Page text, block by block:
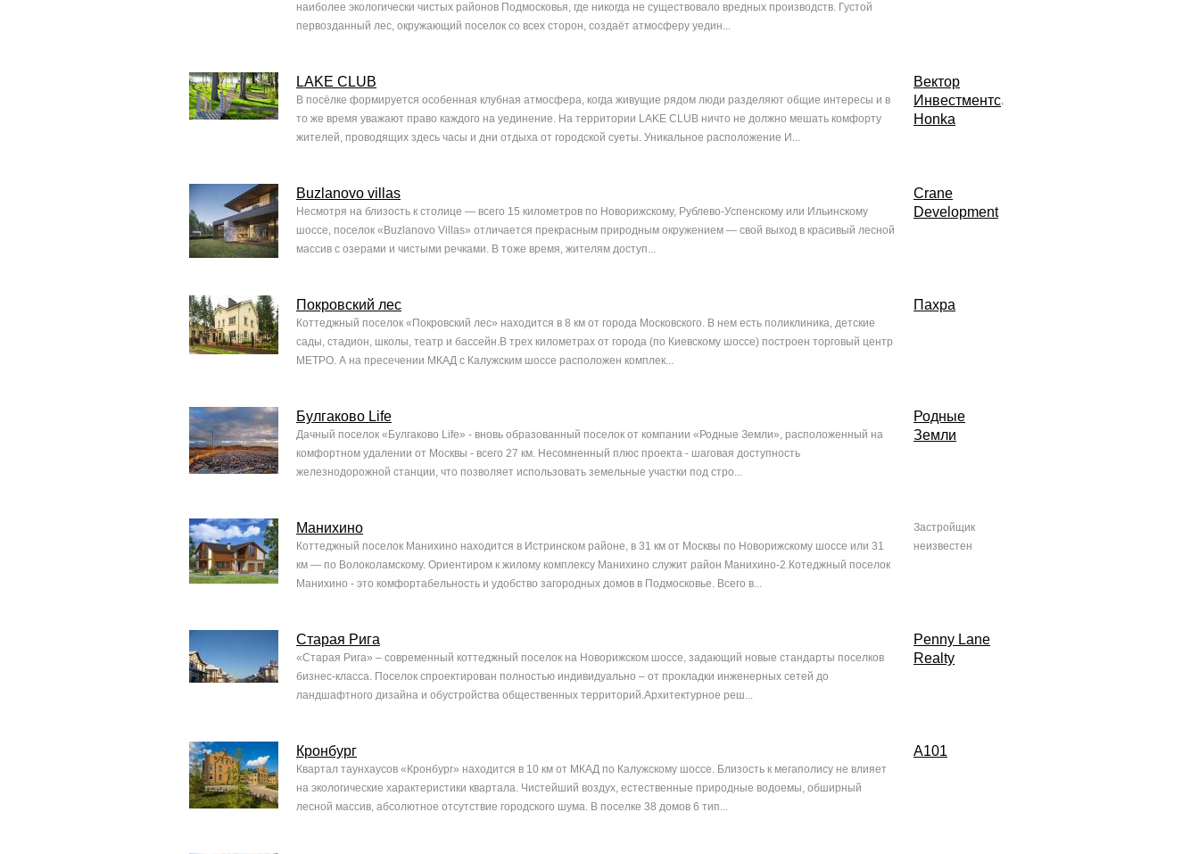
наиболее экологически чистых районов Подмосковья, где никогда не существовало вредных производств. Густой
первозданный лес, окружающий поселок со всех сторон, создаёт атмосферу уедин...
LAKE CLUB
В посёлке формируется особенная клубная атмосфера, когда живущие рядом люди разделяют общие интересы и в
то же время уважают право каждого на уединение. На территории LAKE CLUB ничто не должно мешать комфорту
жителей, проводящих здесь часы и дни отдыха от городской суеты. Уникальное расположение И...
Вектор
Инвестментс,
Honka
Buzlanovo villas
Несмотря на близость к столице — всего 15 километров по Новорижскому, Рублево-Успенскому или Ильинскому
шоссе, поселок «Buzlanovo Villas» отличается прекрасным природным окружением — свой выход в красивый лесной
массив с озерами и чистыми речками. В тоже время, жителям доступ...
Crane
Development
Покровский лес
Коттеджный поселок «Покровский лес» находится в 8 км от города Московского. В нем есть поликлиника, детские
сады, стадион, школы, театр и бассейн.В трех километрах от города (по Киевскому шоссе) построен торговый центр
МЕТРО. А на пресечении МКАД с Калужским шоссе расположен комплек...
Пахра
Булгаково Life
Дачный поселок «Булгаково Life» - вновь образованный поселок от компании «Родные Земли», расположенный на
комфортном удалении от Москвы - всего 27 км. Несомненный плюс проекта - шаговая доступность
железнодорожной станции, что позволяет использовать земельные участки под стро...
Родные
Земли
Манихино
Коттеджный поселок Манихино находится в Истринском районе, в 31 км от Москвы по Новорижскому шоссе или 31
км — по Волоколамскому. Ориентиром к жилому комплексу Манихино служит район Манихино-2.Котеджный поселок
Манихино - это комфортабельность и удобство загородных домов в Подмосковье. Всего в...
Застройщик
неизвестен
Старая Рига
«Старая Рига» – современный коттеджный поселок на Новорижском шоссе, задающий новые стандарты поселков
бизнес-класса. Поселок спроектирован полностью индивидуально – от прокладки инженерных сетей до
ландшафтного дизайна и обустройства общественных территорий.Архитектурное реш...
Penny Lane
Realty
Кронбург
Квартал таунхаусов «Кронбург» находится в 10 км от МКАД по Калужскому шоссе. Близость к мегаполису не влияет
на экологические характеристики квартала. Чистейший воздух, естественные природные водоемы, обширный
лесной массив, абсолютное отсутствие городского шума. В поселке 38 домов 6 тип...
А101